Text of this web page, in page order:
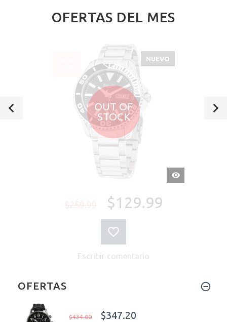
OFERTAS DEL MES
OUT OF
STOCK
VISTA
RÁPIDA
NUEVO
$259.99 $129.99
Escribir comentario
OFERTAS
$434.00 $347.20